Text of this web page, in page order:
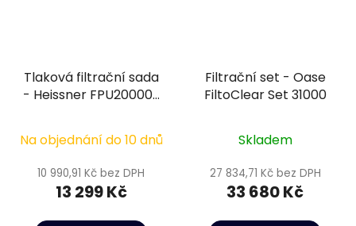
Tlaková filtrační sada
- Heissner FPU20000-
Na objednání do 10 dnů
10 990,91 Kč bez DPH
13 299 Kč
Filtrační set - Oase
FiltoClear Set 31000
Skladem
27 834,71 Kč bez DPH
33 680 Kč